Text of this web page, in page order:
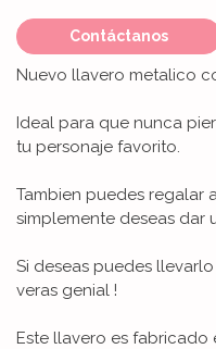
Contáctanos
Nuevo llavero metalico
Ideal para que nunca
tu personaje favorito.
Tambien puedes regalar
simplemente deseas dar
Si deseas puedes
veras genial !
Este llavero es